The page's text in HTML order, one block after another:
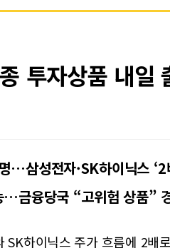
투자상품 내
…삼성전자·SK하이닉스 ‘2
금융당국 “고위험 상품”
SK하이닉스 주가 흐름에 2배